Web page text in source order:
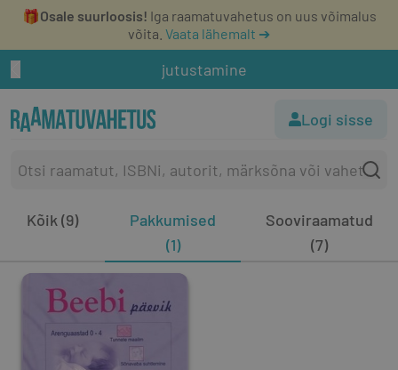
🎁Osale suurloosis! Iga raamatuvahetus on uus võimalus
võita. Vaata lähemalt ➔
jutustamine
Logi sisse
Kõik (9)
Pakkumised
(1)
Sooviraamatud
(7)